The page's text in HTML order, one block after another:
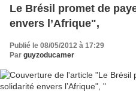
Le Brésil promet de
envers l’Afrique",
Publié le 08/05/2012 à 17:29
Par guyzoducamer